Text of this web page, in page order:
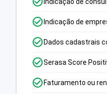
Indicação de
Indicação de
Dados cadastrais
Serasa Score
Faturamento ou